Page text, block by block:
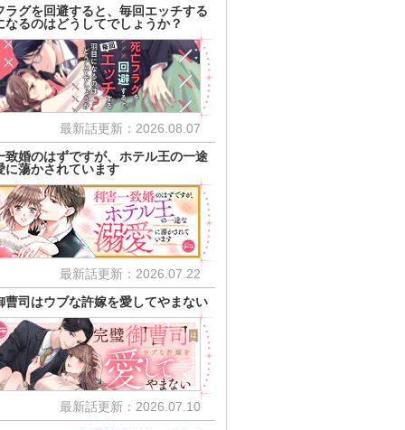
ラグを回避すると、毎回エッチする
なるのはどうしてでしょうか？
最新話更新：2026.08.07
致婚のはずですが、ホテル王の一途
に蕩かされています
最新話更新：2026.07.22
曹司はウブな許嫁を愛してやまない
最新話更新：2026.07.10